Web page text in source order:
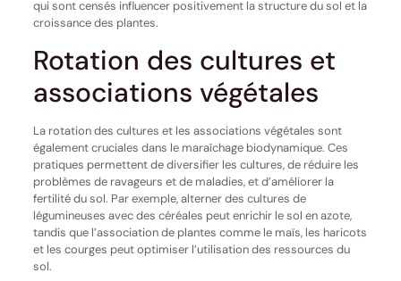
qui sont censés influencer positivement la structure du sol et la
croissance des plantes.
Rotation des cultures et
associations végétales
La rotation des cultures et les associations végétales sont
également cruciales dans le maraîchage biodynamique. Ces
pratiques permettent de diversifier les cultures, de réduire les
problèmes de ravageurs et de maladies, et d’améliorer la
fertilité du sol. Par exemple, alterner des cultures de
légumineuses avec des céréales peut enrichir le sol en azote,
tandis que l’association de plantes comme le maïs, les haricots
et les courges peut optimiser l’utilisation des ressources du
sol.